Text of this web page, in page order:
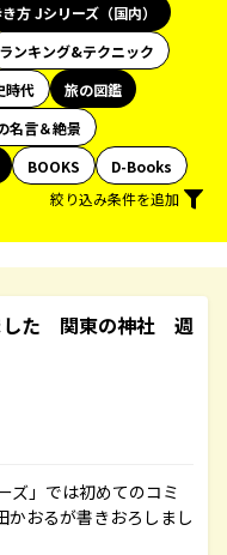
方 Jシリーズ（国内）
ランキング&テクニック
時代
旅の図鑑
名言＆絶景
BOOKS
D-Books
絞り込み条件を追加
した 関東の神社 週
ズ」では初めてのコミ
かおるが書きおろしまし